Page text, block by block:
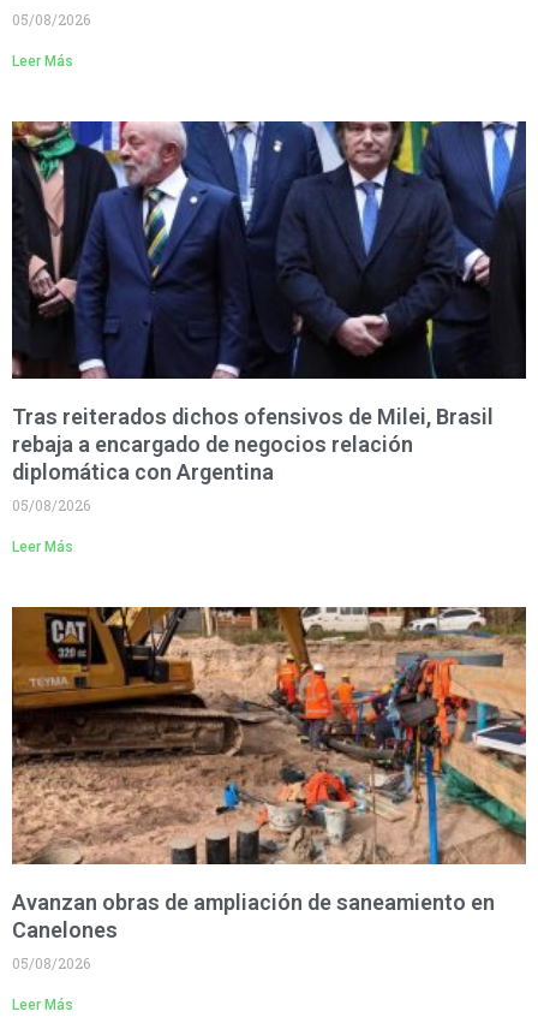
05/08/2026
Leer Más
Tras reiterados dichos ofensivos de Milei, Brasil
rebaja a encargado de negocios relación
diplomática con Argentina
05/08/2026
Leer Más
Avanzan obras de ampliación de saneamiento en
Canelones
05/08/2026
Leer Más